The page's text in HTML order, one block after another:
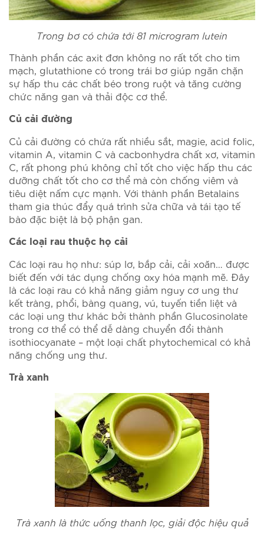
Trong bơ có chứa tới 81 microgram lutein
Thành phần các axit đơn không no rất tốt cho tim
mạch, glutathione có trong trái bơ giúp ngăn chặn
sự hấp thu các chất béo trong ruột và tăng cường
chức năng gan và thải độc cơ thể.
Củ cải đường
Củ cải đường có chứa rất nhiều sắt, magie, acid folic,
vitamin A, vitamin C và cacbonhydra chất xơ, vitamin
C, rất phong phú không chỉ tốt cho việc hấp thu các
dưỡng chất tốt cho cơ thể mà còn chống viêm và
tiêu diệt nấm cực mạnh. Với thành phần Betalains
tham gia thúc đẩy quá trình sửa chữa và tái tạo tế
bào đặc biệt là bộ phận gan.
Các loại rau thuộc họ cải
Các loại rau họ như: súp lơ, bắp cải, cải xoăn… được
biết đến với tác dụng chống oxy hóa mạnh mẽ. Đây
là các loại rau có khả năng giảm nguy cơ ung thư
kết tràng, phổi, bàng quang, vú, tuyến tiền liệt và
các loại ung thư khác bởi thành phần Glucosinolate
trong cơ thể có thể dễ dàng chuyển đổi thành
isothiocyanate – một loại chất phytochemical có khả
năng chống ung thư.
Trà xanh
Trà xanh là thức uống thanh lọc, giải độc hiệu quả